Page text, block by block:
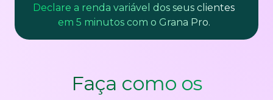
Declare a renda variável dos seus clientes
em 5 minutos com o Grana Pro.
Faça como os